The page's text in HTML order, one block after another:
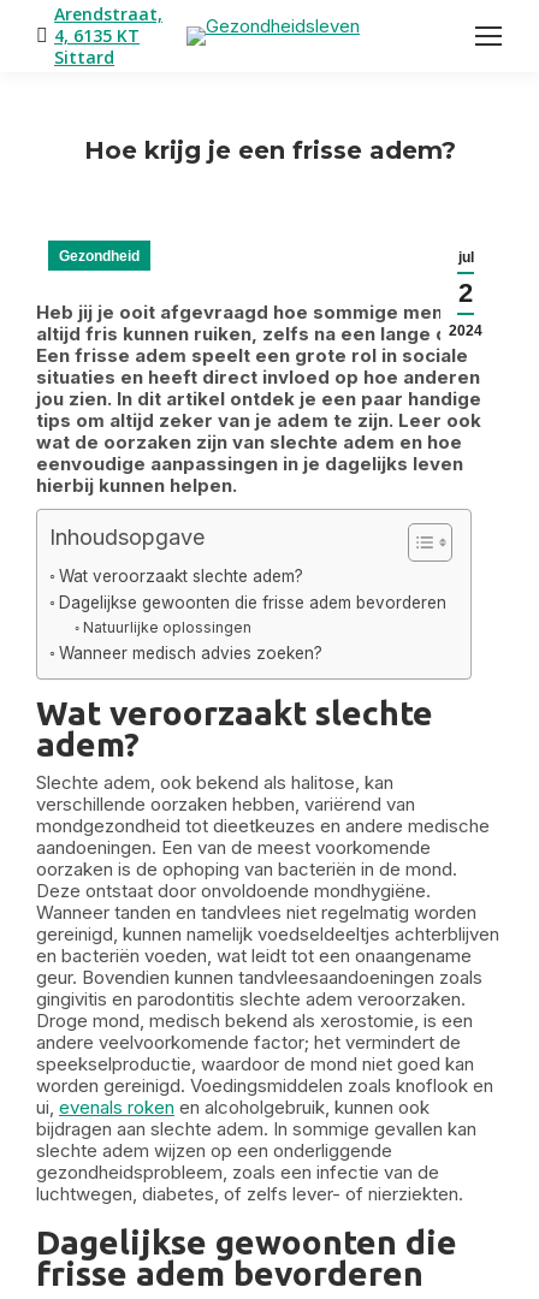
Arendstraat,
4, 6135 KT
Sittard
Hoe krijg je een frisse adem?
jul
2
2024
Gezondheid
Heb jij je ooit afgevraagd hoe sommige mensen
altijd fris kunnen ruiken, zelfs na een lange dag?
Een frisse adem speelt een grote rol in sociale
situaties en heeft direct invloed op hoe anderen
jou zien. In dit artikel ontdek je een paar handige
tips om altijd zeker van je adem te zijn. Leer ook
wat de oorzaken zijn van slechte adem en hoe
eenvoudige aanpassingen in je dagelijks leven
hierbij kunnen helpen.
Inhoudsopgave
Wat veroorzaakt slechte adem?
Dagelijkse gewoonten die frisse adem bevorderen
Natuurlijke oplossingen
Wanneer medisch advies zoeken?
Wat veroorzaakt slechte
adem?
Slechte adem, ook bekend als halitose, kan
verschillende oorzaken hebben, variërend van
mondgezondheid tot dieetkeuzes en andere medische
aandoeningen. Een van de meest voorkomende
oorzaken is de ophoping van bacteriën in de mond.
Deze ontstaat door onvoldoende mondhygiëne.
Wanneer tanden en tandvlees niet regelmatig worden
gereinigd, kunnen namelijk voedseldeeltjes achterblijven
en bacteriën voeden, wat leidt tot een onaangename
geur. Bovendien kunnen tandvleesaandoeningen zoals
gingivitis en parodontitis slechte adem veroorzaken.
Droge mond, medisch bekend als xerostomie, is een
andere veelvoorkomende factor; het vermindert de
speekselproductie, waardoor de mond niet goed kan
worden gereinigd. Voedingsmiddelen zoals knoflook en
ui, evenals roken en alcoholgebruik, kunnen ook
bijdragen aan slechte adem. In sommige gevallen kan
slechte adem wijzen op een onderliggende
gezondheidsprobleem, zoals een infectie van de
luchtwegen, diabetes, of zelfs lever- of nierziekten.
Dagelijkse gewoonten die
frisse adem bevorderen